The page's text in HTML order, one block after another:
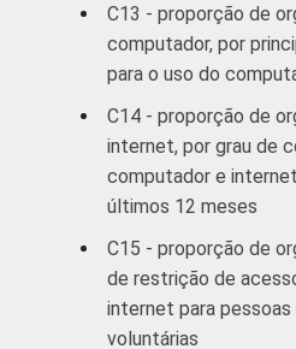
C13 - proporção de
computador, por
para o uso do
C14 - proporção de
internet, por grau de
computador e
últimos 12 meses
C15 - proporção de
de restrição de
internet para pessoas
voluntárias